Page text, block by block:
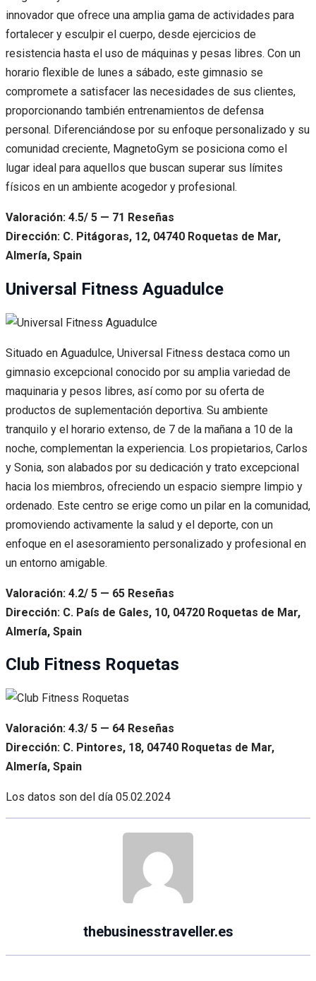
innovador que ofrece una amplia gama de actividades para
fortalecer y esculpir el cuerpo, desde ejercicios de
resistencia hasta el uso de máquinas y pesas libres. Con un
horario flexible de lunes a sábado, este gimnasio se
compromete a satisfacer las necesidades de sus clientes,
proporcionando también entrenamientos de defensa
personal. Diferenciándose por su enfoque personalizado y su
comunidad creciente, MagnetoGym se posiciona como el
lugar ideal para aquellos que buscan superar sus límites
físicos en un ambiente acogedor y profesional.
Valoración: 4.5/ 5 — 71 Reseñas
Dirección: C. Pitágoras, 12, 04740 Roquetas de Mar,
Almería, Spain
Universal Fitness Aguadulce
Situado en Aguadulce, Universal Fitness destaca como un
gimnasio excepcional conocido por su amplia variedad de
maquinaria y pesos libres, así como por su oferta de
productos de suplementación deportiva. Su ambiente
tranquilo y el horario extenso, de 7 de la mañana a 10 de la
noche, complementan la experiencia. Los propietarios, Carlos
y Sonia, son alabados por su dedicación y trato excepcional
hacia los miembros, ofreciendo un espacio siempre limpio y
ordenado. Este centro se erige como un pilar en la comunidad,
promoviendo activamente la salud y el deporte, con un
enfoque en el asesoramiento personalizado y profesional en
un entorno amigable.
Valoración: 4.2/ 5 — 65 Reseñas
Dirección: C. País de Gales, 10, 04720 Roquetas de Mar,
Almería, Spain
Club Fitness Roquetas
Valoración: 4.3/ 5 — 64 Reseñas
Dirección: C. Pintores, 18, 04740 Roquetas de Mar,
Almería, Spain
Los datos son del día 05.02.2024
thebusinesstraveller.es